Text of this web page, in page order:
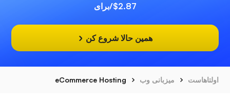
$2.87/برای
همین حالا شروع کن
اولتاهاست میزبانی وب eCommerce Hosting